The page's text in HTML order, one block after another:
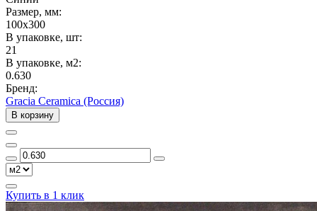
Размер, мм:
100x300
В упаковке, шт:
21
В упаковке, м2:
0.630
Бренд:
Gracia Ceramica (Россия)
В корзину
Купить в 1 клик